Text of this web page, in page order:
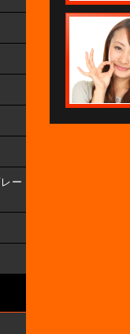
ー